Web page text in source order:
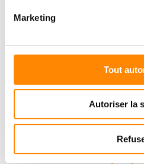
Marketing
Tout
Autoriser la